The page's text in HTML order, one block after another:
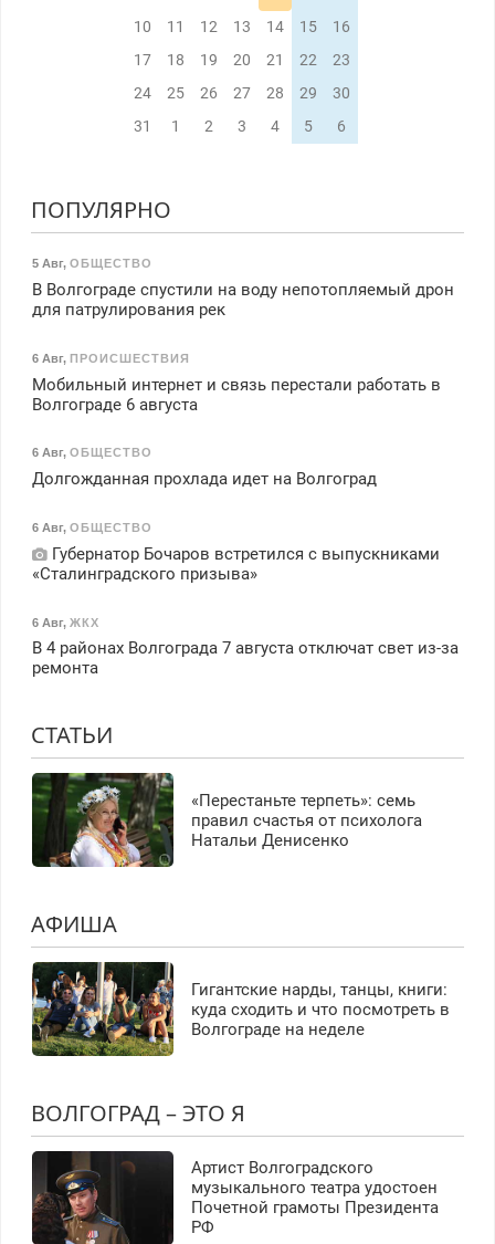
10
11 12 13 14 15
16
17
18 19 20 21 22
23
24
25 26 27 28 29
30
31
1 2 3 4 5 6
ПОПУЛЯРНО
5 Авг, ОБЩЕСТВО
В Волгограде спустили на воду непотопляемый дрон
для патрулирования рек
6 Авг, ПРОИСШЕСТВИЯ
Мобильный интернет и связь перестали работать в
Волгограде 6 августа
6 Авг, ОБЩЕСТВО
Долгожданная прохлада идет на Волгоград
6 Авг, ОБЩЕСТВО
Губернатор Бочаров встретился с выпускниками
«Сталинградского призыва»
6 Авг, ЖКХ
В 4 районах Волгограда 7 августа отключат свет из-за
ремонта
СТАТЬИ
«Перестаньте терпеть»: семь
правил счастья от психолога
Натальи Денисенко
АФИША
Гигантские нарды, танцы, книги:
куда сходить и что посмотреть в
Волгограде на неделе
ВОЛГОГРАД – ЭТО Я
Артист Волгоградского
музыкального театра удостоен
Почетной грамоты Президента
РФ